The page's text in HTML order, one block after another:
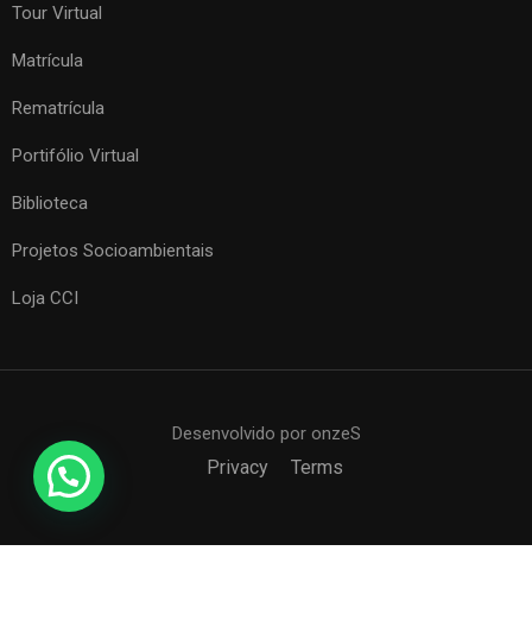
Tour Virtual
Matrícula
Rematrícula
Portifólio Virtual
Biblioteca
Projetos Socioambientais
Loja CCI
Desenvolvido por onzeS
Privacy Terms